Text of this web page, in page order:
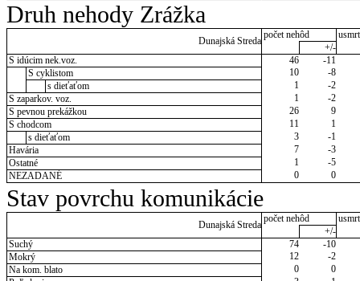
Druh nehody Zrážka
Dunajská Streda
počet nehôd
+/-
S idúcim nek.voz.
46
-11
S cyklistom
10
-8
s dieťaťom
1
-2
S zaparkov. voz.
1
-2
S pevnou prekážkou
26
9
S chodcom
11
1
s dieťaťom
3
-1
Havária
7
-3
Ostatné
1
-5
NEZADANÉ
0 0
Stav povrchu komunikácie
Dunajská Streda
počet nehôd
+/-
Suchý
74
-10
Mokrý
12
-2
Na kom. blato
0
0